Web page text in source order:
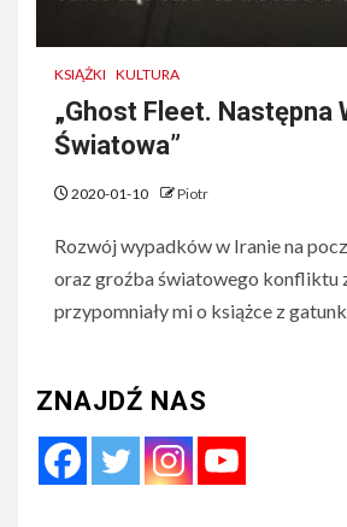
KSIĄŻKI KULTURA
„Ghost Fleet. Następna
Światowa”
2020-01-10 Piotr
Rozwój wypadków w Iranie na
oraz groźba światowego konfliktu
przypomniały mi o książce z
ZNAJDŹ NAS